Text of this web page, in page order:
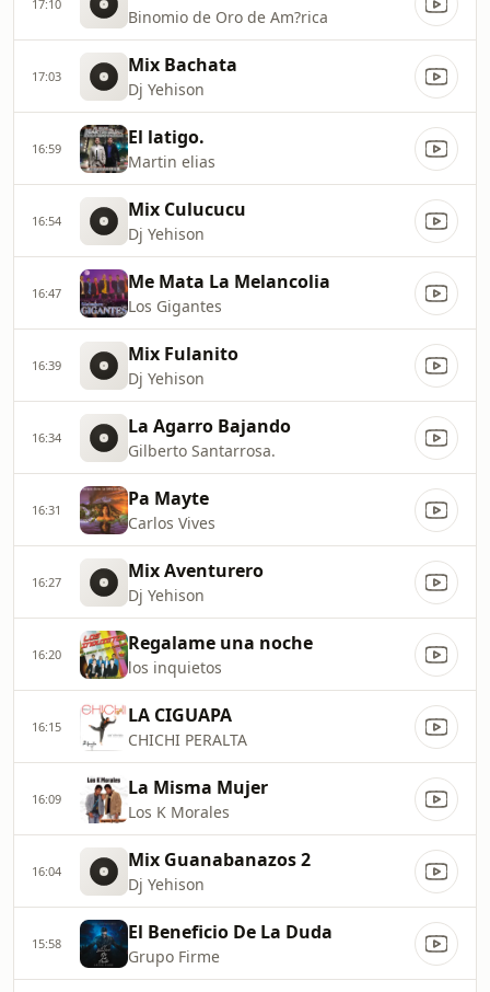
17:10
Binomio de Oro de Am?rica
17:03 Mix Bachata
Dj Yehison
16:59 El latigo.
Martin elias
16:54 Mix Culucucu
Dj Yehison
16:47 Me Mata La Melancolia
Los Gigantes
16:39 Mix Fulanito
Dj Yehison
16:34 La Agarro Bajando
Gilberto Santarrosa.
16:31 Pa Mayte
Carlos Vives
16:27 Mix Aventurero
Dj Yehison
16:20 Regalame una noche
los inquietos
16:15 LA CIGUAPA
CHICHI PERALTA
16:09 La Misma Mujer
Los K Morales
16:04 Mix Guanabanazos 2
Dj Yehison
15:58 El Beneficio De La Duda
Grupo Firme